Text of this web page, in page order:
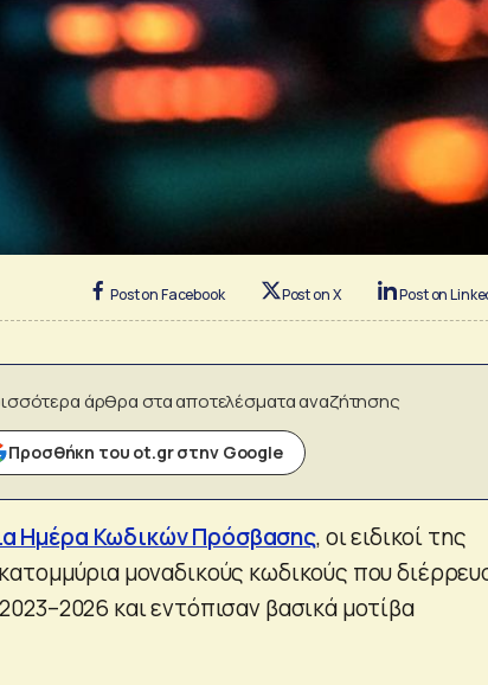
Post on Facebook Post on X Post on
άρθρα στα αποτελέσματα αναζήτησης
Προσθήκη του ot.gr στην Google
Ημέρα Κωδικών Πρόσβασης, οι ειδικοί της
μοναδικούς κωδικούς που
και εντόπισαν βασικά μοτίβα